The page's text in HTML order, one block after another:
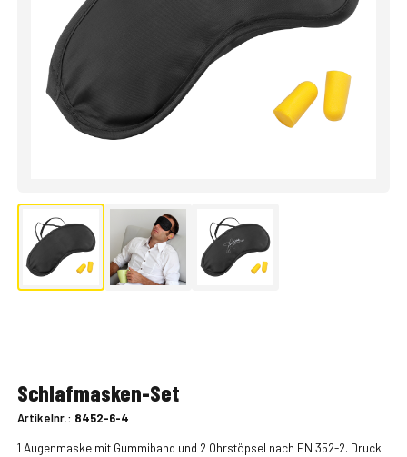
Schlafmasken-Set
Artikelnr.: 8452-6-4
1 Augenmaske mit Gummiband und 2 Ohrstöpsel nach EN 352-2. Druck